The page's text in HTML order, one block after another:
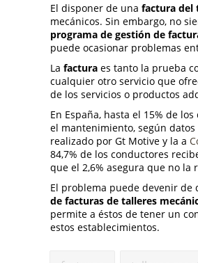
El disponer de una factura del
mecánicos. Sin embargo, no
programa de gestión de
puede ocasionar problemas
La factura es tanto la prueba
cualquier otro servicio que
de los servicios o productos
En España, hasta el 15% de
el mantenimiento, según datos
realizado por Gt Motive y la a
84,7% de los conductores
que el 2,6% asegura que no la
El problema puede devenir
de facturas de talleres
permite a éstos de tener un
estos establecimientos.